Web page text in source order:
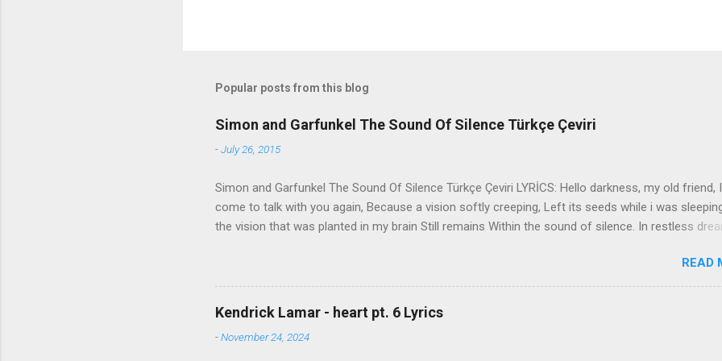
Popular posts from this blog
Simon and Garfunkel The Sound Of Silence Türkçe Çeviri
-July 26, 2015
Simon and Garfunkel The Sound Of Silence Türkçe Çeviri LYRİCS: Hello darkness, my old friend,
come to talk with you again, Because a vision softly creeping, Left its seeds while i was
the vision that was planted in my brain Still remains Within the sound of silence. In restless
the cold and damp When my eyes were stabbed by the flash of a neon light That split the night
touched the sound of silence. And in the naked light i saw Ten thousand people, maybe more.
talking without speaking, People hearing without listening, People writing songs that voices never
share And no one dare Disturb the sound of silence. 'fools' said i, 'you do not know Silence like a
cancer grows. Hear my words that i might teach you, Take my arms that i might reach to you.'
READ
Kendrick Lamar - heart pt. 6 Lyrics
-November 24, 2024